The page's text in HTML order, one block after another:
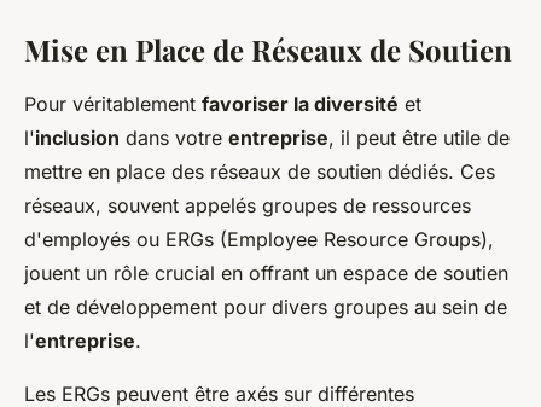
Mise en Place de Réseaux de Soutien
Pour véritablement favoriser la diversité et
l'inclusion dans votre entreprise, il peut être utile de
mettre en place des réseaux de soutien dédiés. Ces
réseaux, souvent appelés groupes de ressources
d'employés ou ERGs (Employee Resource Groups),
jouent un rôle crucial en offrant un espace de soutien
et de développement pour divers groupes au sein de
l'entreprise.
Les ERGs peuvent être axés sur différentes